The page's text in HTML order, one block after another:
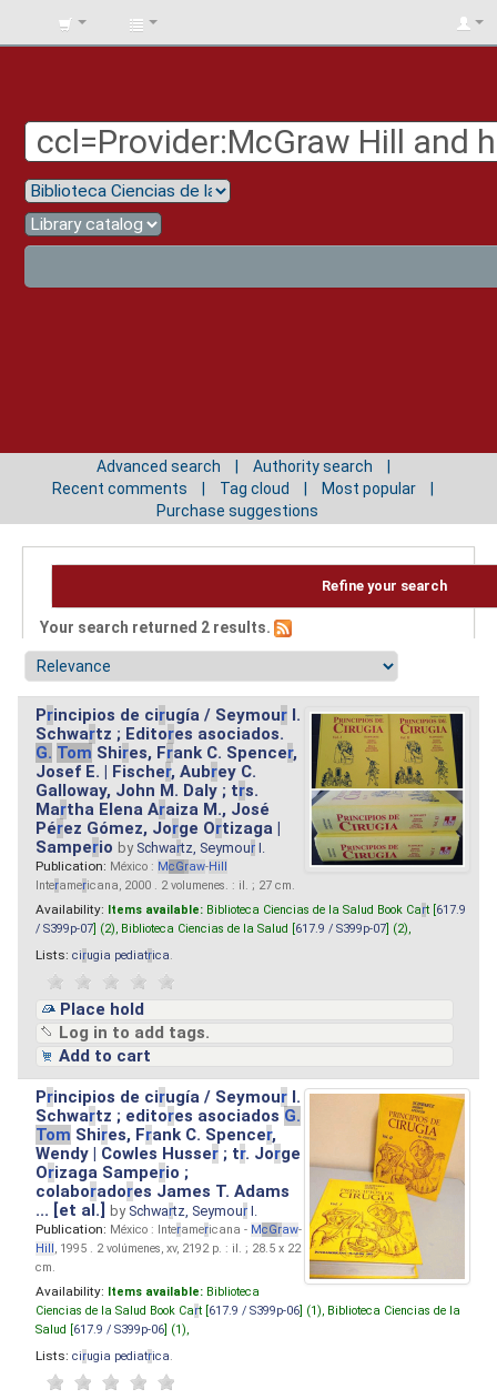
BIBLIOTECA
Advanced search
Authority search
Recent comments
Tag cloud
Most popular
Purchase suggestions
Refine your search
Your search returned 2 results.
Principios de cirugía / Seymour I.
Schwartz ; Editores asociados.
G. Tom Shires, Frank C. Spencer,
Josef E. | Fischer, Aubrey C.
Galloway, John M. Daly ; trs.
Martha Elena Araiza M., José
Pérez Gómez, Jorge Ortizaga |
Samperio by Schwartz, Seymour I.
Publication: México : McGraw-Hill
Interamericana, 2000 . 2 volumenes. : il. ; 27 cm.
Availability: Items available: Biblioteca Ciencias de la Salud Book Cart [ 617.9
/ S399p-07 ] (2), Biblioteca Ciencias de la Salud [ 617.9 / S399p-07 ] (2),
Lists: cirugia pediatrica
Place hold
Log in to add tags.
Add to cart
Principios de cirugía / Seymour I.
Schwartz ; editores asociados G.
Tom Shires, Frank C. Spencer,
Wendy | Cowles Husser ; tr. Jorge
Orizaga Samperio ;
colaboradores James T. Adams
... [et al.]by Schwartz, Seymour I.
Publication: México : Interamericana - McGraw-
Hill, 1995 . 2 volúmenes, xv, 2192 p. : il. ; 28.5 x 22
cm.
Availability: Items available: Biblioteca
Ciencias de la Salud Book Cart [ 617.9 / S399p-06 ] (1), Biblioteca Ciencias de la
Salud [ 617.9 / S399p-06 ] (1),
Lists: cirugia pediatrica